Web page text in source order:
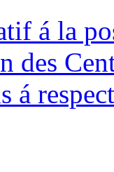
á la
des
á